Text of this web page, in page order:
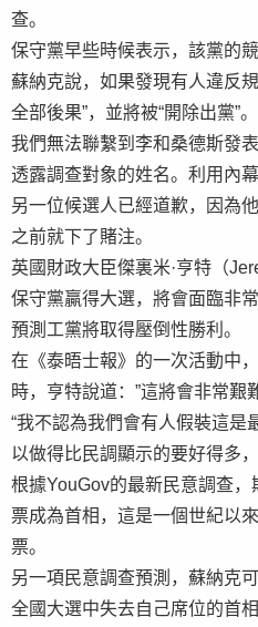
查。
保守黨早些時候表示，該黨的
蘇納克說，如果發現有人違反
全部後果”，並將被“開除出黨”。
我們無法聯繫到李和桑德斯發
透露調查對象的姓名。利用內
另一位候選人已經道歉，因為
之前就下了賭注。
英國財政大臣傑裏米·亨特（
保守黨贏得大選，將會面臨非
預測工黨將取得壓倒性勝利。
在《泰晤士報》的一次活動中
時，亨特說道：”這將會非常艱
“我不認為我們會有人假裝這是
以做得比民調顯示的要好得多
根據YouGov的最新民意調查
票成為首相，這是一個世紀以
票。
另一項民意調查預測，蘇納克
全國大選中失去自己席位的首